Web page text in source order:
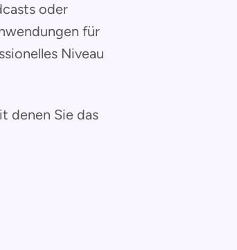
oder
für
Niveau
denen Sie das